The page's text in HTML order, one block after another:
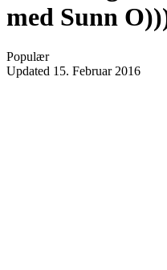
med Sunn
Populær
Updated 15. Februar 2016